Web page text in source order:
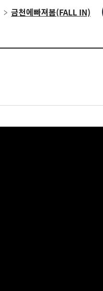
금천에빠져봄(FALL IN)